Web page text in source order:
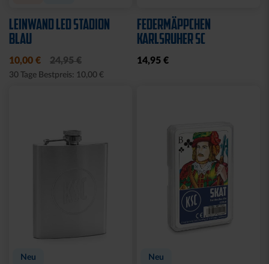
LEINWAND LED STADION
BLAU
10,00 € 24,95 €
30 Tage Bestpreis: 10,00 €
FEDERMÄPPCHEN
KARLSRUHER SC
14,95 €